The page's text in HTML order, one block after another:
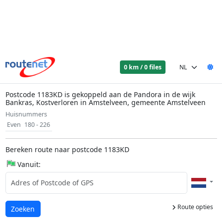
0 km / 0 files
Postcode 1183KD is gekoppeld aan de Pandora in de wijk
Bankras, Kostverloren in Amstelveen, gemeente Amstelveen
Huisnummers
Even 180 - 226
Bereken route naar postcode 1183KD
Vanuit:
Route opties
Laden...
Zoeken